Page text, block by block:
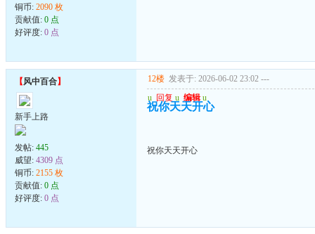
铜币: 2090 枚
贡献值: 0 点
好评度: 0 点
【风中百合】
新手上路
发帖: 445
威望: 4309 点
铜币: 2155 枚
贡献值: 0 点
好评度: 0 点
12楼 发表于: 2026-06-02 23:02 ---
u 回复 u 编辑 u
祝你天天开心
祝你天天开心